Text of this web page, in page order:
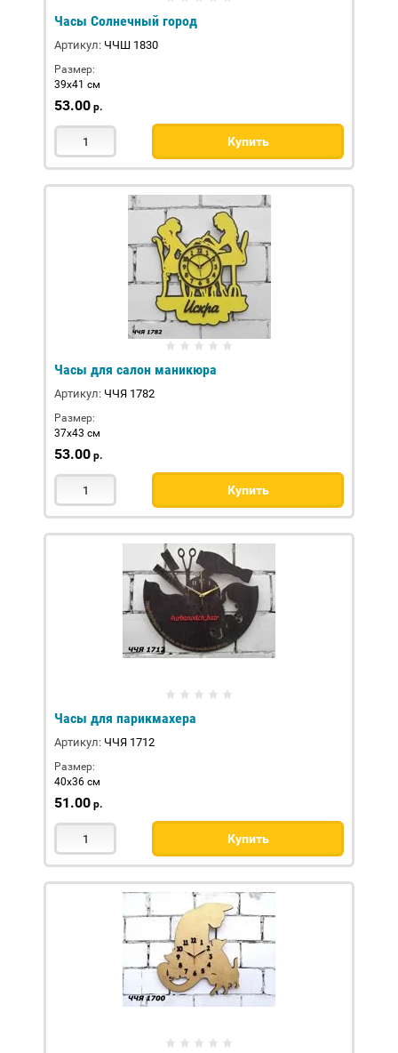
Часы Солнечный город
Артикул: ЧЧШ 1830
Размер:
39х41 см
53.00 р.
Купить
Часы для салон маникюра
Артикул: ЧЧЯ 1782
Размер:
37х43 см
53.00 р.
Купить
Часы для парикмахера
Артикул: ЧЧЯ 1712
Размер:
40х36 см
51.00 р.
Купить